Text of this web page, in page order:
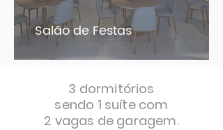
Salão de Festas
3 dormitórios
sendo 1 suíte com
2 vagas de garagem.